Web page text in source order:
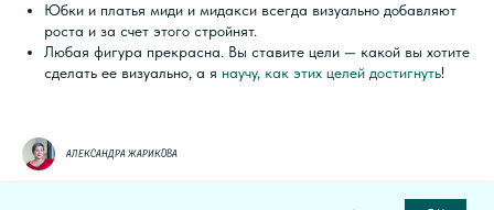
Юбки и платья миди и мидакси всегда визуально добавляют
роста и за счет этого стройнят.
Любая фигура прекрасна. Вы ставите цели — какой вы хотите
сделать ее визуально, а я научу, как этих целей достигнуть!
Александра Жарикова